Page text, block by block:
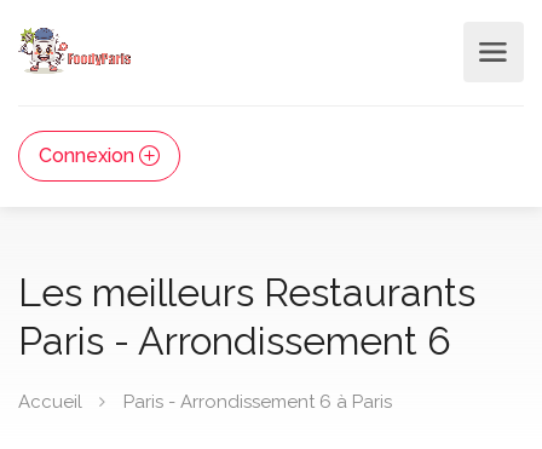
Connexion
Les meilleurs Restaurants
Paris - Arrondissement 6
Accueil Paris - Arrondissement 6 à Paris